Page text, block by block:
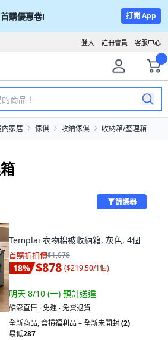
首購優惠卷! 打開 App
客服中心
註冊會員
登入
內家居 傢俱 收納傢俱 收納箱/整理箱
篩選器
Templai 衣物棉被收納箱, 灰色, 4個
首購折扣價$1,078
18% $878 ($219.50/1個)
明天 8/10 (一) 預計送達
酷澎直售 ∙ 免運 ∙ 免費退貨
全新商品,盒損福利品 – 全新未開封(2)
最低287